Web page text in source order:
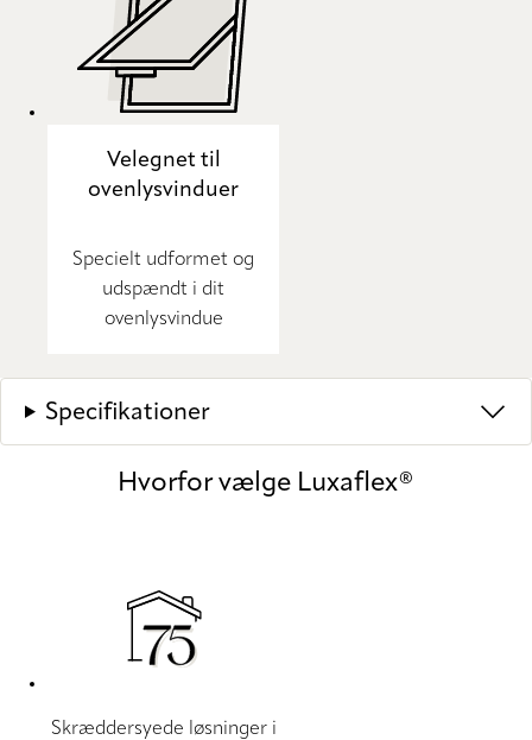
Velegnet til
ovenlysvinduer
Specielt udformet og
udspændt i dit
ovenlysvindue
Specifikationer
Hvorfor vælge Luxaflex®
Skræddersyede løsninger i